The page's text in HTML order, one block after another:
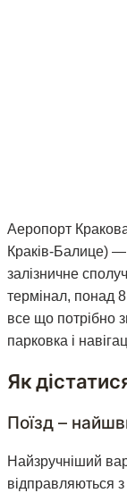
Аеропорт
Краків-Балице) —
залізничне
термінал, понад 8
все що потрібно
парковка і
Як
Поїзд —
Найзручніший
відправляються